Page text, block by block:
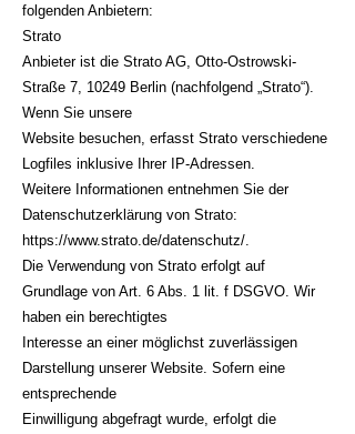
folgenden Anbietern:
Strato
Anbieter ist die Strato AG, Otto-Ostrowski-
Straße 7, 10249 Berlin (nachfolgend „Strato“).
Wenn Sie unsere
Website besuchen, erfasst Strato verschiedene
Logfiles inklusive Ihrer IP-Adressen.
Weitere Informationen entnehmen Sie der
Datenschutzerklärung von Strato:
https://www.strato.de/datenschutz/.
Die Verwendung von Strato erfolgt auf
Grundlage von Art. 6 Abs. 1 lit. f DSGVO. Wir
haben ein berechtigtes
Interesse an einer möglichst zuverlässigen
Darstellung unserer Website. Sofern eine
entsprechende
Einwilligung abgefragt wurde, erfolgt die